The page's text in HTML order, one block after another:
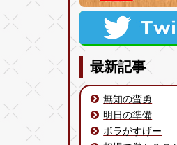
最新記事
無知の蛮勇
明日の準備
ボラがすげー